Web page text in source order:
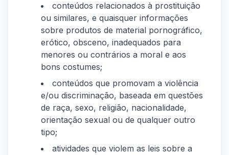
conteúdos relacionados à prostituição
ou similares, e quaisquer informações
sobre produtos de material pornográfico,
erótico, obsceno, inadequados para
menores ou contrários a moral e aos
bons costumes;
conteúdos que promovam a violência
e/ou discriminação, baseada em questões
de raça, sexo, religião, nacionalidade,
orientação sexual ou de qualquer outro
tipo;
atividades que violem as leis sobre a